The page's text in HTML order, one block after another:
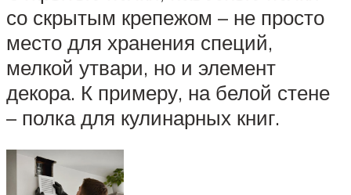
со скрытым крепежом – не просто
место для хранения специй,
мелкой утвари, но и элемент
декора. К примеру, на белой стене
– полка для кулинарных книг.